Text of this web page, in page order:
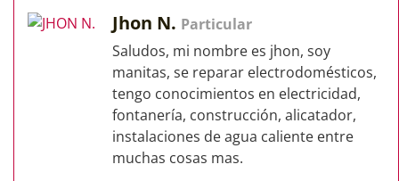
Jhon N. Particular
Saludos, mi nombre es jhon, soy
manitas, se reparar electrodomésticos,
tengo conocimientos en electricidad,
fontanería, construcción, alicatador,
instalaciones de agua caliente entre
muchas cosas mas.